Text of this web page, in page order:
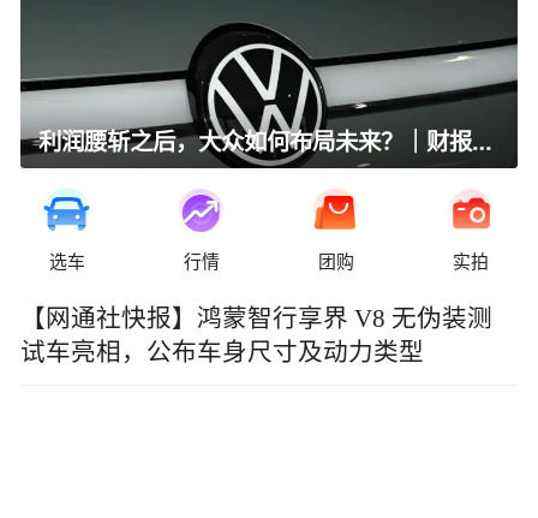
利润腰斩之后，大众如何布局未来？｜财报全视角
选车 行情 团购 实拍
【网通社快报】鸿蒙智行享界 V8 无伪装测
试车亮相，公布车身尺寸及动力类型